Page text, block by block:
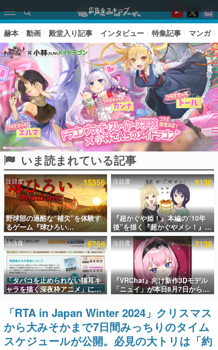
広告をスキップ
ピックアップ
電ファミのいま読まれている記事ランキング
アプリセール情報
インタビュー
連載・特集一覧
殿堂入り記事
SNS拡散数が数千以上！ ページビュー数万以上！ などな
ど。多くの人々に読まれた、電ファミ渾身の“殿堂入り”記
事をまとめました。
ゲームの企画書
名作ゲームクリエイターの方々に製作時のエピソードをお
聞きし、ヒットする企画（ゲーム）とは何か？を探ってい
きます。
赫本 動画 殿堂入り記事 インタビュー 特集記事 マンガ
いま読まれている記事
注目度 15356
野球部の過酷な“補欠”を体験す
るゲーム『球ひろい
Simulator』が「1件」のウィッ
シュリストをもとにチェコ語に
対応しSNSで話題に。『キング
ダム・カム』開発元やチェコの
プロ野球選手から称賛の声
注目度 9130
『超かぐや姫！』本編の“10年
後”を描く『超かぐやメシ！』
Web連載決定。新たなWebマン
ガレーベル「ビビビコミック」
にて特別話が掲載スタート、あ
のお話には…まだ続きがある！
注目度 8756
「タバコを止められない猫耳キ
ャラを描く深夜枠アニメ」に視
聴者の一部から批判意見。違法
薬物の使用と思しき描写も含め
て、BPOが議論を交わす
注目度 7128
『VRChat』向け新作3Dモデル
「ニュイ」が本日8月7日から
BOOTHにて発売。瞳に光る星
わいい
「RTA in Japan Winter 2024」クリスマス
から大みそかまで7日間みっちりのタイム
スケジュールが公開。必見の大トリは「約